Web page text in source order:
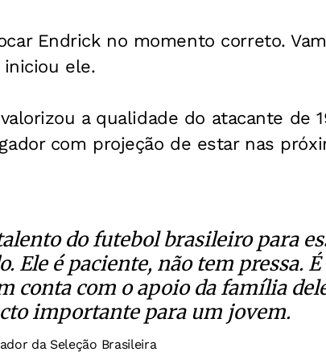
Endrick no momento correto.
iniciou ele.
a qualidade do atacante de
com projeção de estar nas
do futebol brasileiro para
Ele é paciente, não tem pressa.
conta com o apoio da família
importante para um jovem.
da Seleção Brasileira